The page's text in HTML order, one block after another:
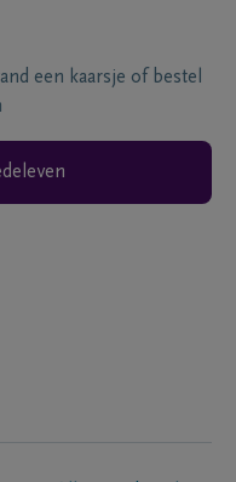
een kaarsje of bestel